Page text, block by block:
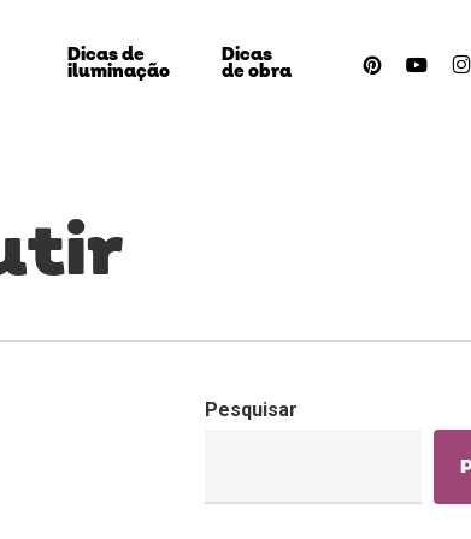
Dicas de
iluminação
Dicas
de obra pinterestyoutube
Pesquisar